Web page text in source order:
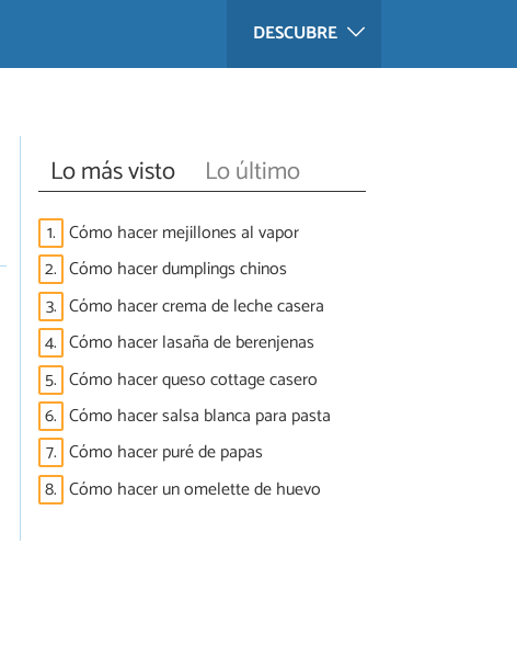
DESCUBRE
Lo más visto Lo último
1. Cómo hacer mejillones al vapor
2. Cómo hacer dumplings chinos
3. Cómo hacer crema de leche casera
4. Cómo hacer lasaña de berenjenas
5. Cómo hacer queso cottage casero
6. Cómo hacer salsa blanca para pasta
7. Cómo hacer puré de papas
8. Cómo hacer un omelette de huevo